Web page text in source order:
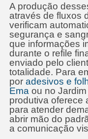
A produção
através de fluxos
verificam
segurança e
que informações
durante o refile
enviado pelo
totalidade. Para
por adesivos e
Ema ou no
produtiva oferece
para atender
abrir mão do
a comunicação